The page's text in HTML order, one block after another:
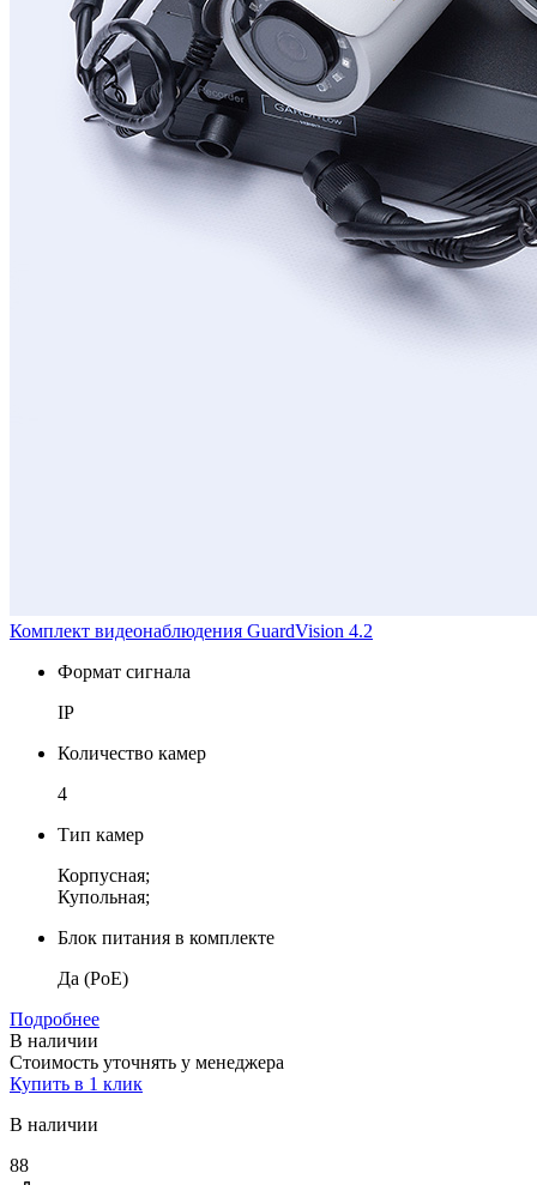
Комплект видеонаблюдения GuardVision 4.2
Формат сигнала
IP
Количество камер
4
Тип камер
Корпусная;
Купольная;
Блок питания в комплекте
Да (PoE)
Подробнее
В наличии
Стоимость уточнять у менеджера
Купить в 1 клик
В наличии
88